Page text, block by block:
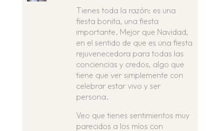
Tienes toda la razón: es una
fiesta bonita, una fiesta
importante. Mejor que Navidad,
en el sentido de que es una fiesta
rejuvenecedora para todas las
conciencias y credos, algo que
tiene que ver simplemente con
celebrar estar vivo y ser
persona.
Veo que tienes sentimientos muy
parecidos a los míos con